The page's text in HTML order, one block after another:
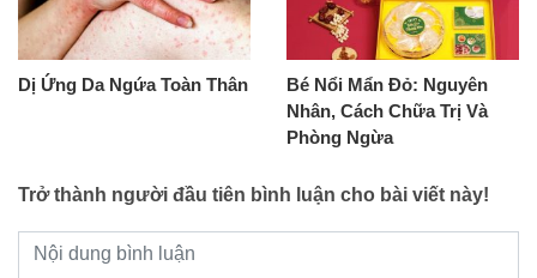
Dị Ứng Da Ngứa Toàn Thân
Bé Nổi Mẩn Đỏ: Nguyên
Nhân, Cách Chữa Trị Và
Phòng Ngừa
Trở thành người đầu tiên bình luận cho bài viết này!